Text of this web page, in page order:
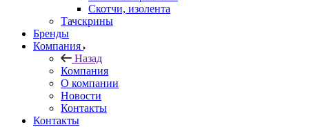
Скотчи, изолента
Тачскрины
Бренды
Компания
Назад
Компания
О компании
Новости
Контакты
Контакты